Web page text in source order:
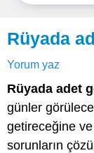
Rüyada
Yorum yaz
Rüyada adet
günler
getireceğine
sorunların